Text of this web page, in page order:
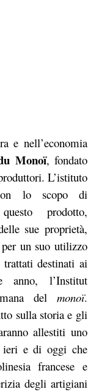
e nell’economia
Monoï, fondato
L’istituto
lo scopo di
prodotto,
sue proprietà,
un suo utilizzo
trattati destinati ai
anno, l’Institut
del monoï.
sulla storia e gli
allestiti uno
ieri e di oggi che
francese e
degli artigiani